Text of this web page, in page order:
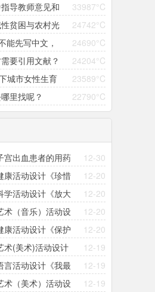
）
33987°C
导教师意见和
24742°C
贫困与农村光
以大别山村为个案24690°C
能先写中文，
24204°C
要引用文献？
事项？
23589°C
城市女性生育
22790°C
里找呢？
12-30
宫出血患者的用药
12-20
康活动设计《珍惜
12-20
学活动设计《放大
12-20
术（音乐）活动设
12-20
康活动设计《保护
12-19
术(美术)活动设计
12-19
言活动设计《我最
12-19
术（美术）活动设